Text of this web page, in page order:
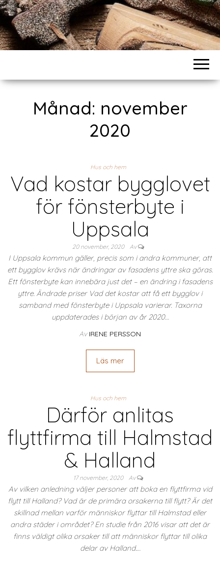
Månad: november
2020
Hus och hem
Vad kostar bygglovet
för fönsterbyte i
Uppsala
20 november, 2020 Av
I Uppsala kommun gäller, precis som i andra kommuner, att
ett bygglov krävs när ändringar av fasadens yttre ska göras.
Ett fönsterbyte kan innebära just det – en ändring i fasadens
yttre. Ändrade priser Vad det kostar att få ett bygglov i
samband med fönsterbyte i Uppsala varierar. Taxorna
uppdaterades i början av år 2020…
Av IRENE PERSSON
Läs mer
Hus och hem
Därför anlitas
flyttfirma till Halmstad
& Halland
17 november, 2020 Av
Av vilken anledning väljer personer att boka en flyttfirma vid
flytt till Halland? Vad är de primära orsakerna till flytt? Är det
skillnad mellan varför människor flyttar till Halmstad eller
andra städer i området? En studie från 2016 visar att det är
finns väldigt olika orsaker till att människor flyttar till olika
delar av Halland.…